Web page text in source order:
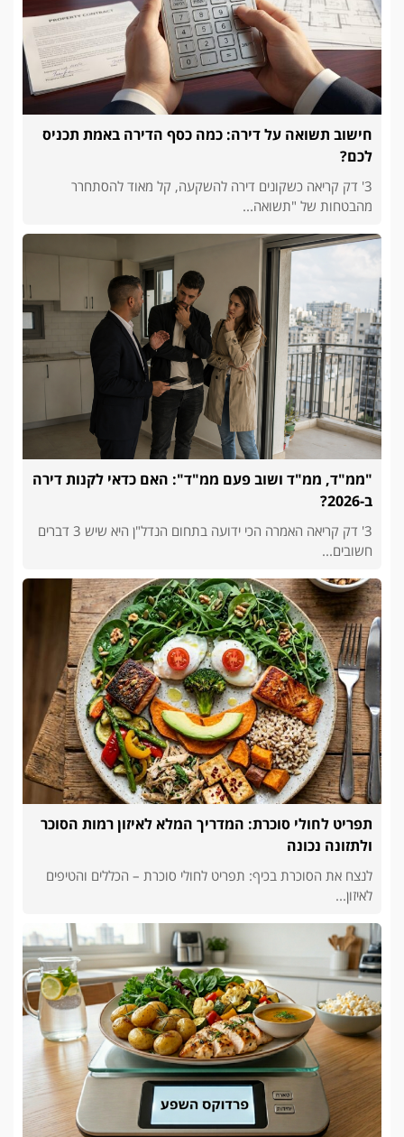
חישוב תשואה על דירה: כמה כסף הדירה באמת תכניס
לכם?
3' דק קריאה כשקונים דירה להשקעה, קל מאוד להסתחרר
מהבטחות של "תשואה...
"ממ"ד, ממ"ד ושוב פעם ממ"ד": האם כדאי לקנות דירה
ב-2026?
3' דק קריאה האמרה הכי ידועה בתחום הנדל"ן היא שיש 3 דברים
חשובים...
תפריט לחולי סוכרת: המדריך המלא לאיזון רמות הסוכר
ולתזונה נכונה
לנצח את הסוכרת בכיף: תפריט לחולי סוכרת – הכללים והטיפים
לאיזון...